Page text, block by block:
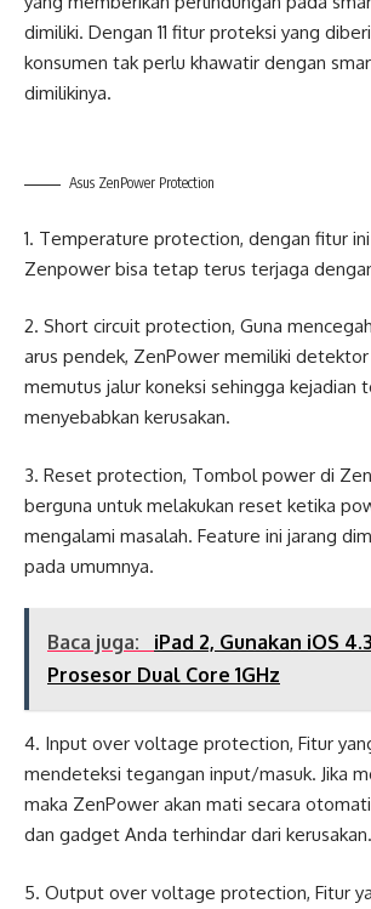
dimiliki. Dengan 11 fitur proteksi yang
konsumen tak perlu khawatir dengan
dimilikinya.
Asus ZenPower Protection
1. Temperature protection, dengan fitur
Zenpower bisa tetap terus terjaga
2. Short circuit protection, Guna
arus pendek, ZenPower memiliki detektor
memutus jalur koneksi sehingga kejadian
menyebabkan kerusakan.
3. Reset protection, Tombol power di
berguna untuk melakukan reset ketika
mengalami masalah. Feature ini jarang
pada umumnya.
Baca juga:
iPad 2, Gunakan iOS
Prosesor Dual Core 1GHz
4. Input over voltage protection, Fitur
mendeteksi tegangan input/masuk. Jika
maka ZenPower akan mati secara
dan gadget Anda terhindar dari kerusakan.
5. Output over voltage protection, Fitur